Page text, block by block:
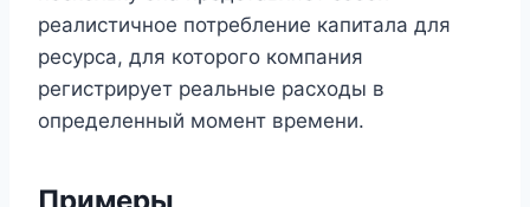
реалистичное потребление капитала для
ресурса, для которого компания
регистрирует реальные расходы в
определенный момент времени.